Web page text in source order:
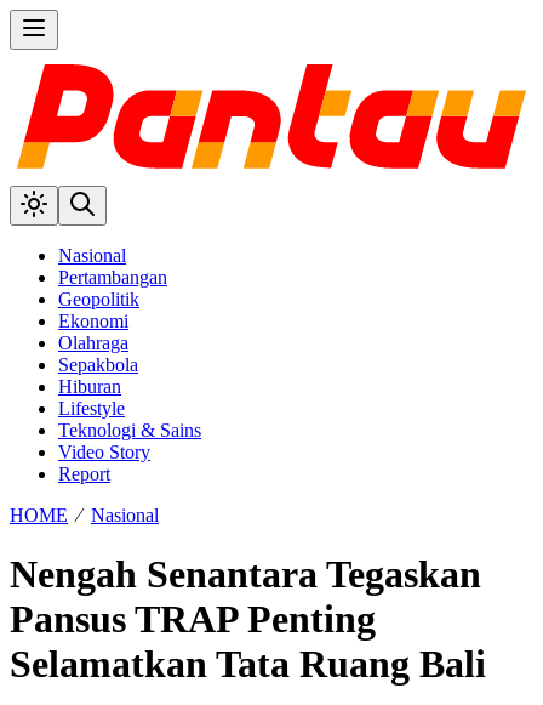
Nasional
Pertambangan
Geopolitik
Ekonomi
Olahraga
Sepakbola
Hiburan
Lifestyle
Teknologi & Sains
Video Story
Report
HOME ⁄ Nasional
Nengah Senantara Tegaskan
Pansus TRAP Penting
Selamatkan Tata Ruang Bali